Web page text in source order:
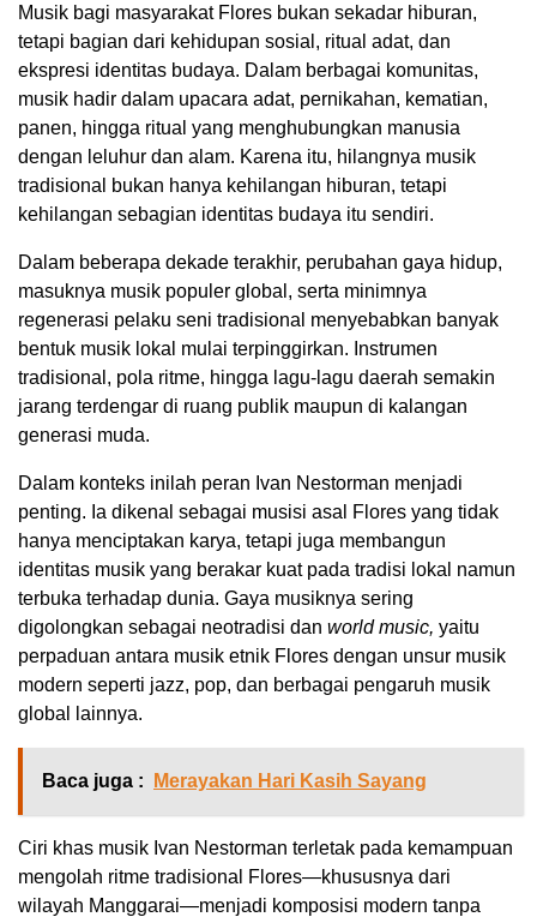
Musik bagi masyarakat Flores bukan sekadar hiburan,
tetapi bagian dari kehidupan sosial, ritual adat, dan
ekspresi identitas budaya. Dalam berbagai komunitas,
musik hadir dalam upacara adat, pernikahan, kematian,
panen, hingga ritual yang menghubungkan manusia
dengan leluhur dan alam. Karena itu, hilangnya musik
tradisional bukan hanya kehilangan hiburan, tetapi
kehilangan sebagian identitas budaya itu sendiri.
Dalam beberapa dekade terakhir, perubahan gaya hidup,
masuknya musik populer global, serta minimnya
regenerasi pelaku seni tradisional menyebabkan banyak
bentuk musik lokal mulai terpinggirkan. Instrumen
tradisional, pola ritme, hingga lagu-lagu daerah semakin
jarang terdengar di ruang publik maupun di kalangan
generasi muda.
Dalam konteks inilah peran Ivan Nestorman menjadi
penting. Ia dikenal sebagai musisi asal Flores yang tidak
hanya menciptakan karya, tetapi juga membangun
identitas musik yang berakar kuat pada tradisi lokal namun
terbuka terhadap dunia. Gaya musiknya sering
digolongkan sebagai neotradisi dan world music, yaitu
perpaduan antara musik etnik Flores dengan unsur musik
modern seperti jazz, pop, dan berbagai pengaruh musik
global lainnya.
Baca juga : Merayakan Hari Kasih Sayang
Ciri khas musik Ivan Nestorman terletak pada kemampuan
mengolah ritme tradisional Flores—khususnya dari
wilayah Manggarai—menjadi komposisi modern tanpa